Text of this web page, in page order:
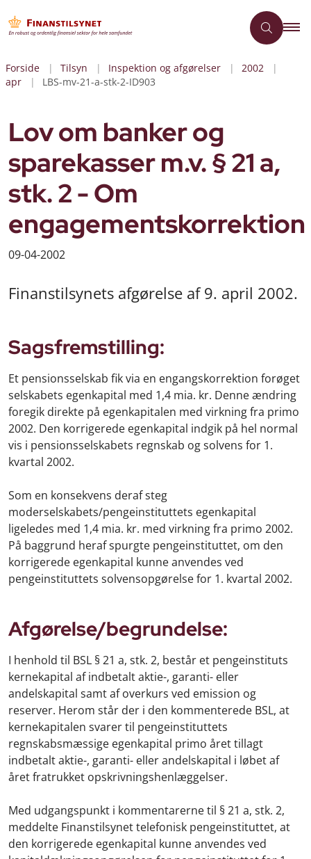
Forside Tilsyn Inspektion og afgørelser
2002
apr
LBS-mv-21-a-stk-2-ID903
Lov om banker og
sparekasser m.v. § 21 a,
stk. 2 - Om
engagementskorrektion
09-04-2002
Finanstilsynets afgørelse af 9. april 2002.
Sagsfremstilling:
Et pensionsselskab fik via en engangskorrektion forøget
selskabets egenkapital med 1,4 mia. kr. Denne ændring
foregik direkte på egenkapitalen med virkning fra primo
2002. Den korrigerede egenkapital indgik på hel normal
vis i pensionsselskabets regnskab og solvens for 1.
kvartal 2002.
Som en konsekvens deraf steg
moderselskabets/pengeinstituttets egenkapital
ligeledes med 1,4 mia. kr. med virkning fra primo 2002.
På baggrund heraf spurgte pengeinstituttet, om den
korrigerede egenkapital kunne anvendes ved
pengeinstituttets solvensopgørelse for 1. kvartal 2002.
Afgørelse/begrundelse:
I henhold til BSL § 21 a, stk. 2, består et pengeinstituts
kernekapital af indbetalt aktie-, garanti- eller
andelskapital samt af overkurs ved emission og
reserver. Herom står der i den kommenterede BSL, at
kernekapitalen svarer til pengeinstituttets
regnskabsmæssige egenkapital primo året tillagt
indbetalt aktie-, garanti- eller andelskapital i løbet af
året fratrukket opskrivningshenlæggelser.
Med udgangspunkt i kommentarerne til § 21 a, stk. 2,
meddelte Finanstilsynet telefonisk pengeinstituttet, at
den korrigerede egenkapital kunne anvendes ved